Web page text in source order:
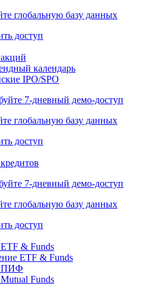
глобальную базу данных
доступ
календарь
IPO/SPO
7-дневный демо-доступ
глобальную базу данных
доступ
7-дневный демо-доступ
глобальную базу данных
доступ
& Funds
ETF & Funds
ПИФ
Funds